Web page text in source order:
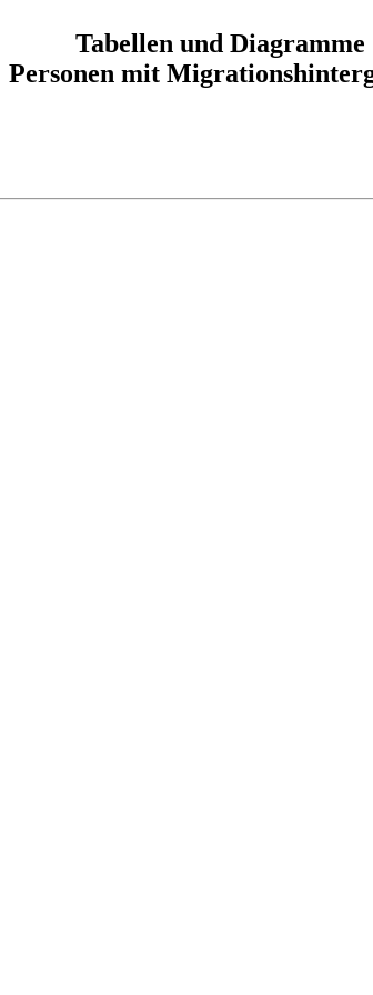
Tabellen und Diagramme
Personen mit